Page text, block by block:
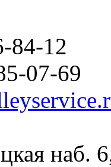
84-12
07-69
наб.